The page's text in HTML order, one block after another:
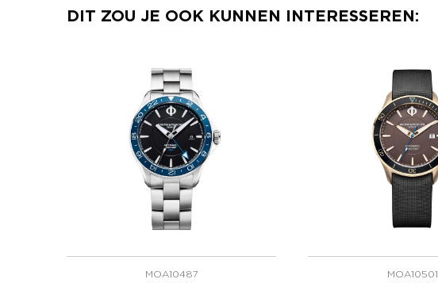
DIT ZOU JE OOK KUNNEN INTERESSEREN:
MOA10487
MOA10501